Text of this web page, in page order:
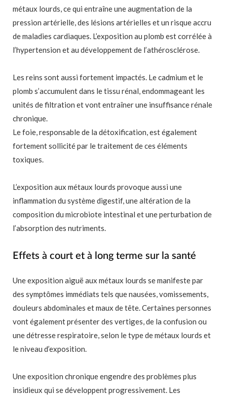
métaux lourds, ce qui entraîne une augmentation de la
pression artérielle, des lésions artérielles et un risque accru
de maladies cardiaques. L’exposition au plomb est corrélée à
l’hypertension et au développement de l’athérosclérose.
Les reins sont aussi fortement impactés. Le cadmium et le
plomb s’accumulent dans le tissu rénal, endommageant les
unités de filtration et vont entraîner une insuffisance rénale
chronique.
Le foie, responsable de la détoxification, est également
fortement sollicité par le traitement de ces éléments
toxiques.
L’exposition aux métaux lourds provoque aussi une
inflammation du système digestif, une altération de la
composition du microbiote intestinal et une perturbation de
l’absorption des nutriments.
Effets à court et à long terme sur la santé
Une exposition aiguë aux métaux lourds se manifeste par
des symptômes immédiats tels que nausées, vomissements,
douleurs abdominales et maux de tête. Certaines personnes
vont également présenter des vertiges, de la confusion ou
une détresse respiratoire, selon le type de métaux lourds et
le niveau d’exposition.
Une exposition chronique engendre des problèmes plus
insidieux qui se développent progressivement. Les